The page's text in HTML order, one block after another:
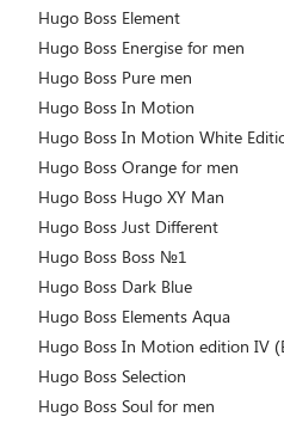
Hugo Boss Element
Hugo Boss Energise for men
Hugo Boss Pure men
Hugo Boss In Motion
Hugo Boss In Motion White
Hugo Boss Orange for men
Hugo Boss Hugo XY Man
Hugo Boss Just Different
Hugo Boss Boss №1
Hugo Boss Dark Blue
Hugo Boss Elements Aqua
Hugo Boss In Motion edition IV
Hugo Boss Selection
Hugo Boss Soul for men